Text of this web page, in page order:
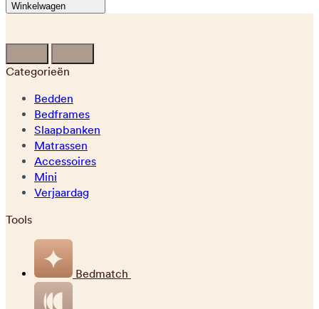
Winkelwagen
Categorieën
Bedden
Bedframes
Slaapbanken
Matrassen
Accessoires
Mini
Verjaardag
Tools
Bedmatch